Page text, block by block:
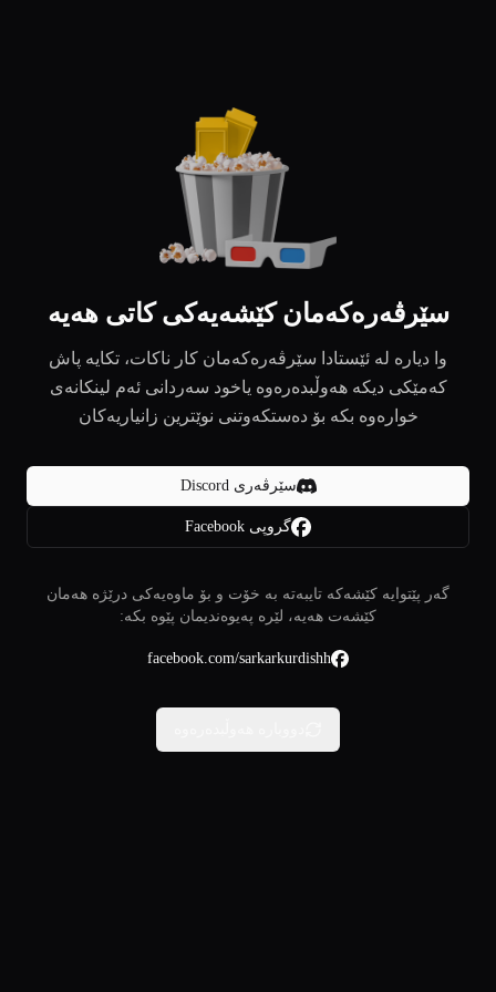
سێرڤەرەکەمان کێشەیەکی کاتی هەیە
وا دیارە لە ئێستادا سێرڤەرەکەمان کار ناکات، تکایە پاش
کەمێکی دیکە هەوڵبدەرەوە یاخود سەردانی ئەم لینکانەی
خوارەوە بکە بۆ دەستکەوتنی نوێترین زانیاریەکان
سێرڤەری Discord
گروپی Facebook
گەر پێتوایە کێشەکە تایبەتە بە خۆت و بۆ ماوەیەکی درێژە هەمان
کێشەت هەیە، لێرە پەیوەندیمان پێوە بکە:
facebook.com/sarkarkurdishh